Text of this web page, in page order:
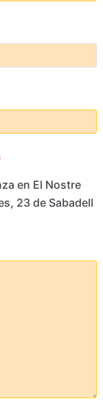
en El Nostre
23 de Sabadell